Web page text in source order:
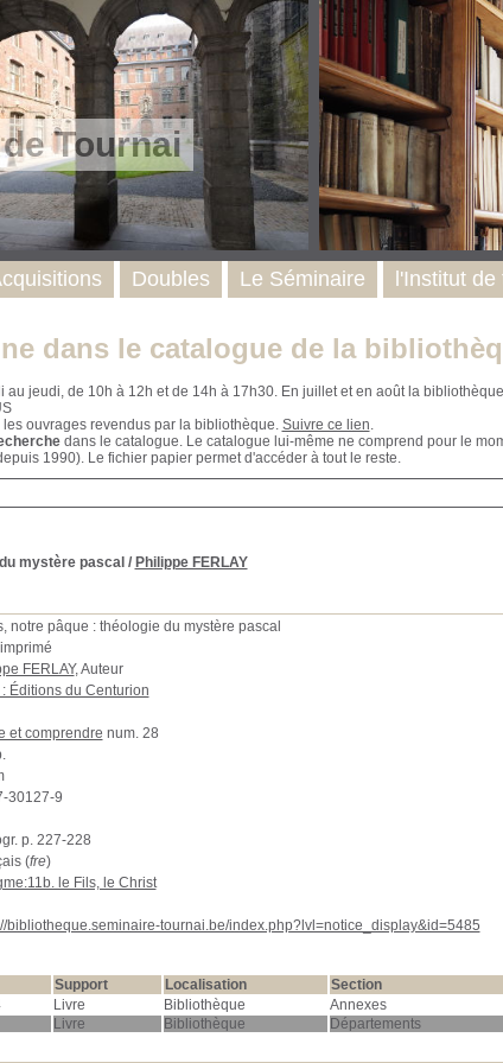
Tournai
dans le catalogue de la
au jeudi, de 10h à 12h et de 14h à 17h30. En juillet et en août la
les ouvrages revendus par la bibliothèque. Suivre ce lien.
dans le catalogue. Le catalogue lui-même ne comprend pour le
1990). Le fichier papier permet d'accéder à tout le reste.
mystère pascal / Philippe FERLAY
notre pâque : théologie du mystère pascal
FERLAY, Auteur
: Éditions du Centurion
et comprendre num. 28
30127-9
p. 227-228
(fre)
le Fils, le Christ
bibliotheque.seminaire-tournai.be/index.php?lvl=notice_display&id=5485
Support Localisation Section
Livre Bibliothèque Annexes
Livre Bibliothèque Départements
Doubles Le Séminaire l'Institut